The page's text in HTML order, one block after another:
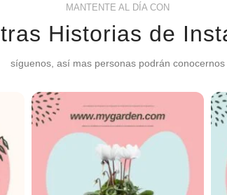
de cultivo de
de altura aprox
aprox y va
MANTENTE AL DÍA CON
Historias de
síguenos, así mas personas podrán conocernos